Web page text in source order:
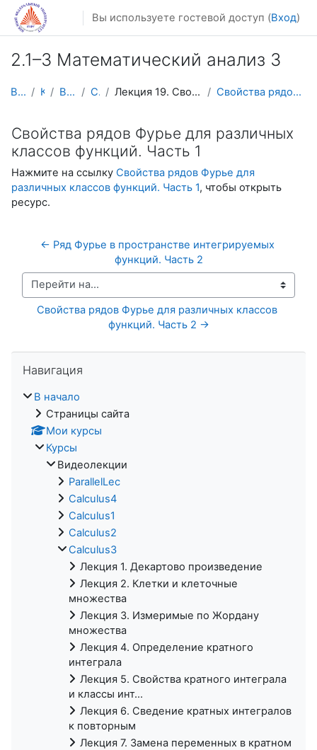
Перейти к основному содержанию
Вы используете гостевой доступ (Вход)
2.1–3 Математический анализ 3
В начало Курсы Видеолекции Calculus3 Лекция 19. Свойства рядов Фурье для различных клас... Свойства рядов Фурье для различных классов функций...
Свойства рядов Фурье для различных
классов функций. Часть 1
Нажмите на ссылку Свойства рядов Фурье для
различных классов функций. Часть 1, чтобы открыть
ресурс.
← Ряд Фурье в пространстве интегрируемых
функций. Часть 2
Перейти на...
Свойства рядов Фурье для различных классов
функций. Часть 2 →
Навигация
В начало
Страницы сайта
Мои курсы
Курсы
Видеолекции
ParallelLec
Calculus4
Calculus1
Calculus2
Calculus3
Лекция 1. Декартово произведение
Лекция 2. Клетки и клеточные
множества
Лекция 3. Измеримые по Жордану
множества
Лекция 4. Определение кратного
интеграла
Лекция 5. Свойства кратного интеграла
и классы инт...
Лекция 6. Сведение кратных интегралов
к повторным
Лекция 7. Замена переменных в кратном